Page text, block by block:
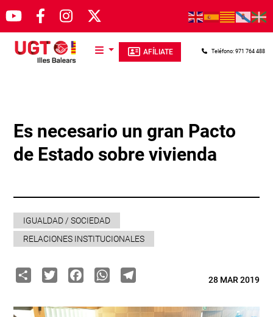
Pasar al contenido principal
AFÍLIATE Teléfono: 971 764 488
Es necesario un gran Pacto
de Estado sobre vivienda
IGUALDAD / SOCIEDAD
RELACIONES INSTITUCIONALES
ShareTwitterFacebook
WhatsApp
Telegram28 MAR 2019